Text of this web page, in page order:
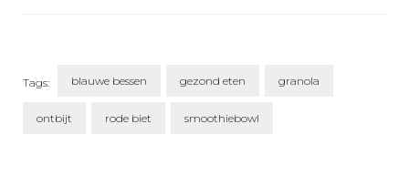
Tags: blauwe bessen gezond eten granola
ontbijt rode biet smoothiebowl